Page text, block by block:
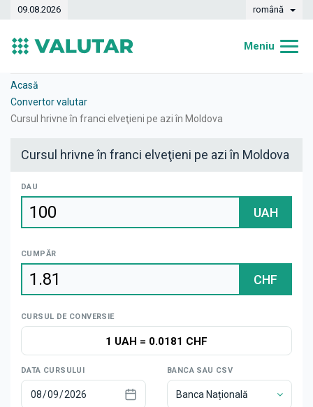
09.08.2026 română
Meniu
Curs valutar
Dinamica
Bănci
Case de schimb
Acasă
Convertor valutar
Cursul hrivne în franci elveţieni pe azi în Moldova
Cursul hrivne în franci elveţieni pe azi în Moldova
DAU
UAH
CUMPĂR
CHF
CURSUL DE CONVERSIE
1 UAH = 0.0181 CHF
DATA CURSULUI BANCA SAU CSV
Banca Națională